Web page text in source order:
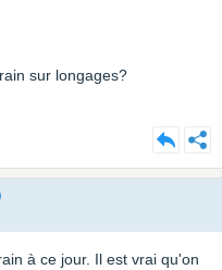
sur longages?
à ce jour. Il est vrai qu'on